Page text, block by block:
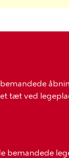
tæt ved
bemandede